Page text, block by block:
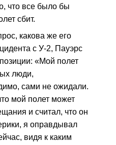
что все было бы
сбит.
какова же его
с У-2, Пауэрс
«Мой полет
люди,
сами не ожидали.
мой полет может
и считал, что он
я оправдывал
видя к каким